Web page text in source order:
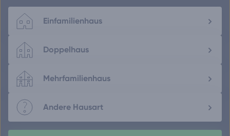
Einfamilienhaus
Doppelhaus
Mehrfamilienhaus
Andere Hausart